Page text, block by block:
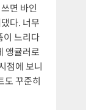
면 바인
다. 너무
이 느리다
앵귤러로
점에 보니
도 꾸준히